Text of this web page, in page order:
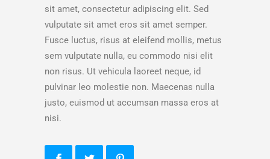
sit amet, consectetur adipiscing elit. Sed
vulputate sit amet eros sit amet semper.
Fusce luctus, risus at eleifend mollis, metus
sem vulputate nulla, eu commodo nisi elit
non risus. Ut vehicula laoreet neque, id
pulvinar leo molestie non. Maecenas nulla
justo, euismod ut accumsan massa eros at
nisi.